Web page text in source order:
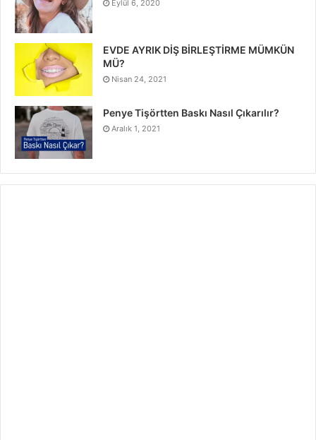
Eylül 6, 2020
EVDE AYRIK DİŞ BİRLEŞTİRME MÜMKÜN
MÜ?
Nisan 24, 2021
Penye Tişörtten Baskı Nasıl Çıkarılır?
Aralık 1, 2021